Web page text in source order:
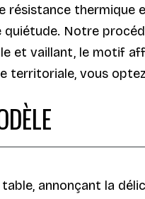
thermique
Notre
et vaillant, le motif
territoriale, vous
annonçant la